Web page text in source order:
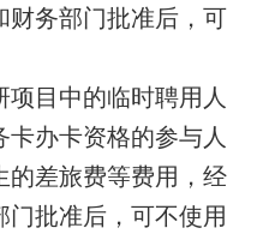
财务部门批准后，可
目中的临时聘用人
卡办卡资格的参与人
的差旅费等费用，经
批准后，可不使用